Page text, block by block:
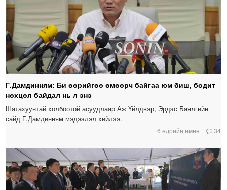
Г.Дамдинням: Би өөрийгөө өмөөрч байгаа юм биш, бодит
нөхцөл байдал нь л энэ
Шатахуунтай холбоотой асуудлаар Аж Үйлдвэр, Эрдэс Баялгийн
сайд Г.Дамдинням мэдээлэл хийлээ.
6 өдрийн өмнө 34